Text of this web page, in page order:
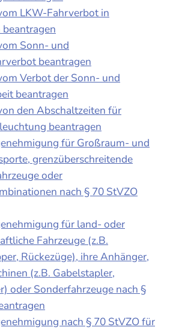
LKW-Fahrverbot in
beantragen
Sonn- und
beantragen
Verbot der Sonn- und
beantragen
den Abschaltzeiten für
beantragen
für Großraum- und
grenzüberschreitende
oder
nach § 70 StVZO
für land- oder
Fahrzeuge (z.B.
Rückezüge), ihre Anhänger,
(z.B. Gabelstapler,
oder Sonderfahrzeuge nach §
nach § 70 StVZO für